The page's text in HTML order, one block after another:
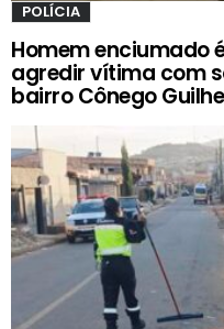
POLÍCIA
Homem enciumado
agredir vítima com
bairro Cônego